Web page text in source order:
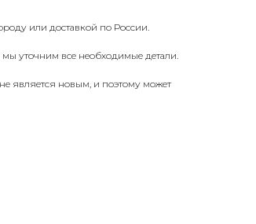
или доставкой по России.
уточним все необходимые детали.
является новым, и поэтому может